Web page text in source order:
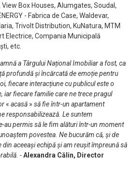
View Box Houses, Alumgates, Soudal,
- Fabrica de Case, Waldevar,
Trivolt Distribution, KuNatura, MTM
Electrice, Compania Municipală
etc.
a Târgului Național Imobiliar a fost, ca
profundă și încărcată de emoție pentru
fiecare interacțiune cu publicul este o
, iar fiecare familie care ne trece pragul
« acasă » să fie într-un apartament
responsabilizează. Le suntem
au permis să le fim alături într-un moment
povestea. Ne bucurăm că, și de
aceeași echipă și am reușit împreună să
- Alexandra Călin, Director